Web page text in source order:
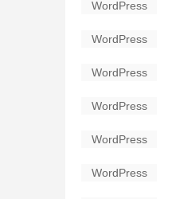
WordPress
WordPress
WordPress
WordPress
WordPress
WordPress